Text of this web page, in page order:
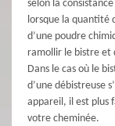
selon la
lorsque la quantité
d’une poudre
ramollir le bistre et
Dans le cas où le
d’une débistreuse
appareil, il est plus
votre cheminée.